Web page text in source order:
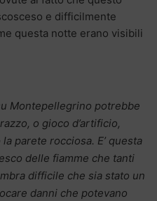
e difficilmente
questa notte erano visibili
Montepellegrino potrebbe
o gioco d’artificio,
parete rocciosa. E’ questa
delle fiamme che tanti
difficile che sia stato un
danni che potevano